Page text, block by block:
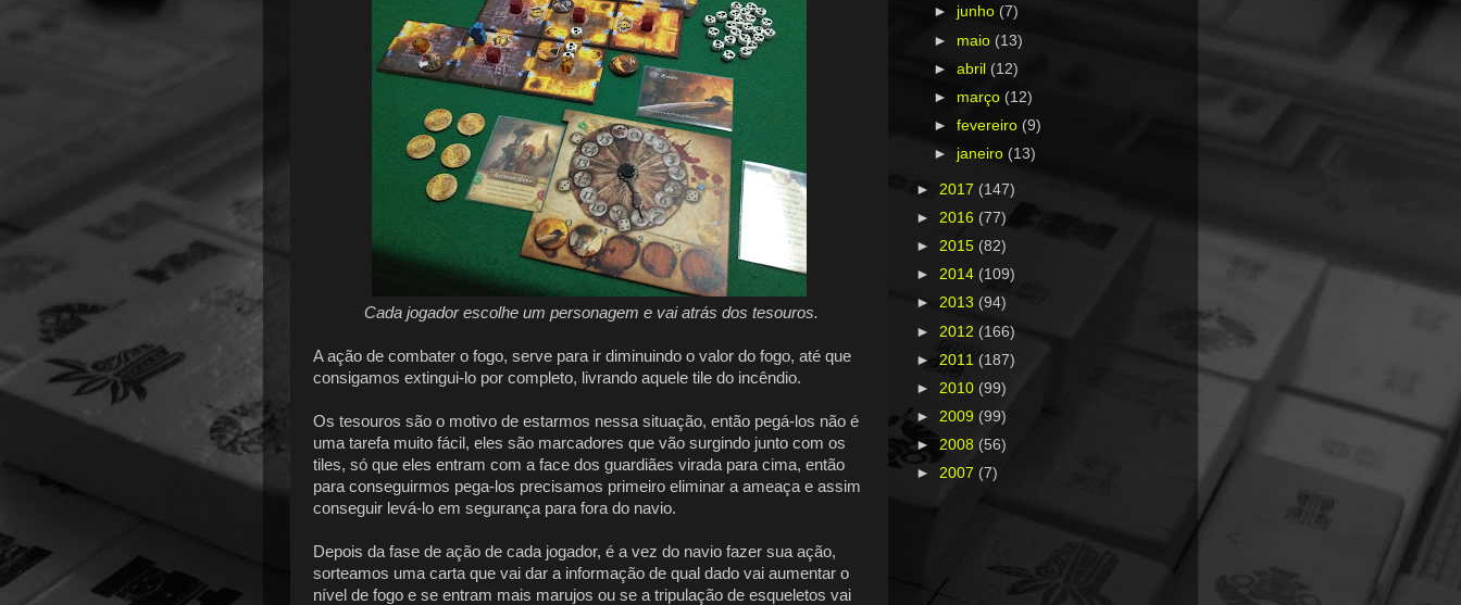
Cada jogador escolhe um personagem e vai atrás dos tesouros.
A ação de combater o fogo, serve para ir diminuindo o valor do fogo, até que
consigamos extingui-lo por completo, livrando aquele tile do incêndio.
Os tesouros são o motivo de estarmos nessa situação, então pegá-los não é
uma tarefa muito fácil, eles são marcadores que vão surgindo junto com os
tiles, só que eles entram com a face dos guardiães virada para cima, então
para conseguirmos pega-los precisamos primeiro eliminar a ameaça e assim
conseguir levá-lo em segurança para fora do navio.
Depois da fase de ação de cada jogador, é a vez do navio fazer sua ação,
sorteamos uma carta que vai dar a informação de qual dado vai aumentar o
nível de fogo e se entram mais marujos ou se a tripulação de esqueletos vai
► junho (7)
► maio (13)
►abril (12)
► março (12)
►fevereiro (9)
► janeiro (13)
► 2017 (147)
► 2016 (77)
► 2015 (82)
► 2014 (109)
► 2013 (94)
► 2012 (166)
► 2011 (187)
► 2010 (99)
► 2009 (99)
► 2008 (56)
► 2007 (7)